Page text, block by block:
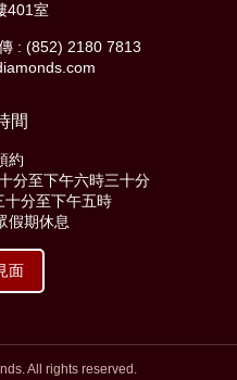
401室
: (852) 2180 7813
間
約
分至下午六時三十分
十分至下午五時
假期休息
面
All rights reserved.